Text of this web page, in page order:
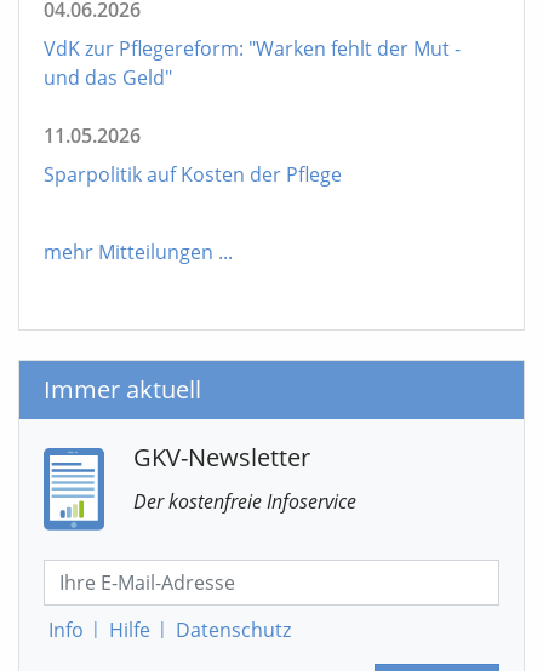
04.06.2026
VdK zur Pflegereform: "Warken fehlt der Mut -
und das Geld"
11.05.2026
Sparpolitik auf Kosten der Pflege
mehr Mitteilungen ...
Immer aktuell
GKV-Newsletter
Der kostenfreie Infoservice
Info | Hilfe | Datenschutz